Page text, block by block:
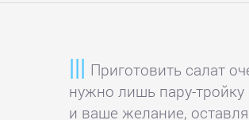
Приготовить салат
нужно лишь пару-тройку
и ваше желание,